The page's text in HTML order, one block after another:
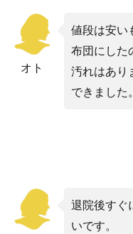
オト
値段は安い
布団にした
汚れはあり
できました。
退院後すぐ
いです。